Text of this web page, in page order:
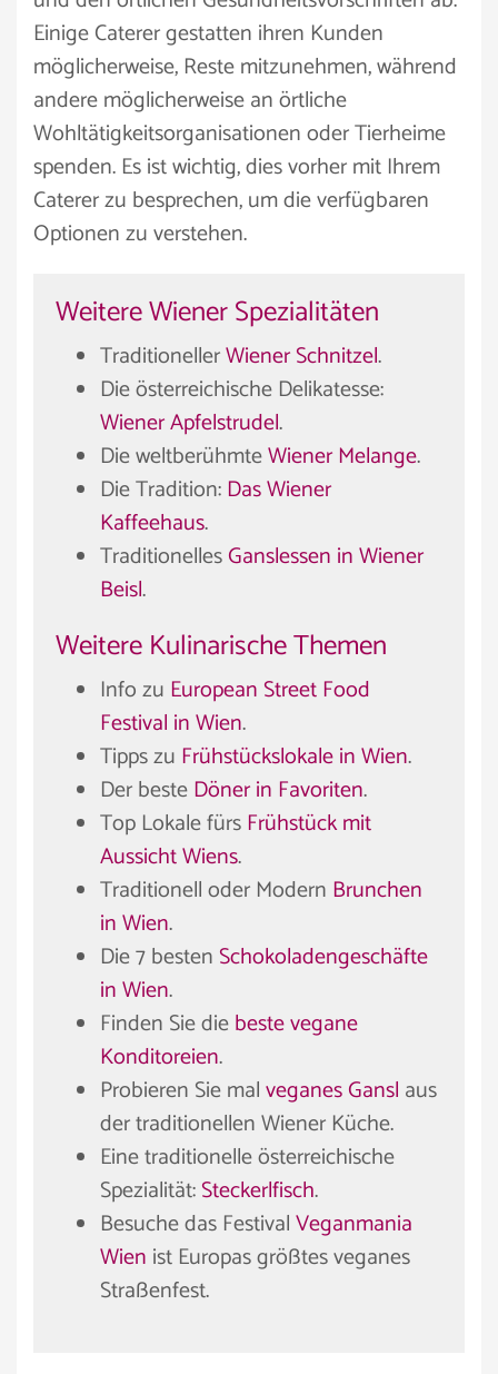
Einige Caterer gestatten ihren Kunden
möglicherweise, Reste mitzunehmen, während
andere möglicherweise an örtliche
Wohltätigkeitsorganisationen oder Tierheime
spenden. Es ist wichtig, dies vorher mit Ihrem
Caterer zu besprechen, um die verfügbaren
Optionen zu verstehen.
Weitere Wiener Spezialitäten
TraditionellerWiener Schnitzel.
Die österreichische Delikatesse:
Wiener Apfelstrudel.
Die weltberühmteWiener Melange.
Die Tradition:Das Wiener
Kaffeehaus.
TraditionellesGanslessen in Wiener
Beisl.
Weitere Kulinarische Themen
Info zu European Street Food
Festival in Wien.
Tipps zu Frühstückslokale in Wien.
Der besteDöner in Favoriten.
Top Lokale fürsFrühstück mit
Aussicht Wiens.
Traditionell oder Modern Brunchen
in Wien.
Die 7 bestenSchokoladengeschäfte
in Wien.
Finden Sie diebeste vegane
Konditoreien.
Probieren Sie malveganes Gansl aus
der traditionellen Wiener Küche.
Eine traditionelle österreichische
Spezialität:Steckerlfisch.
Besuche das FestivalVeganmania
Wien ist Europas größtes veganes
Straßenfest.